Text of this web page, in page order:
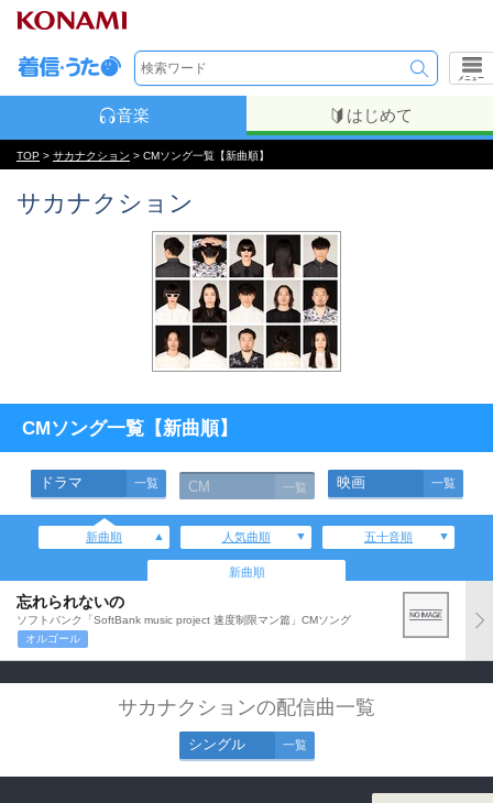
メニュー
音楽 はじめて
TOP > サカナクション > CMソング一覧【新曲順】
サカナクション
CMソング一覧【新曲順】
ドラマ 一覧 CM 一覧 映画 一覧
新曲順 人気曲順 五十音順
新曲順
忘れられないの
ソフトバンク「SoftBank music project 速度制限マン篇」CMソング
オルゴール
サカナクションの配信曲一覧
シングル 一覧